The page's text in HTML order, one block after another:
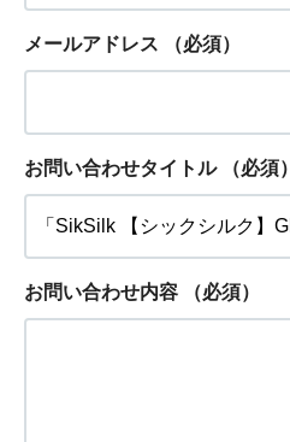
メールアドレス （必須）
お問い合わせタイトル （必須）
お問い合わせ内容 （必須）